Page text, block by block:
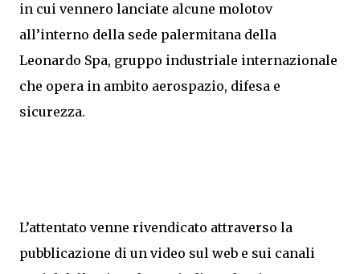
in cui vennero lanciate alcune molotov
all’interno della sede palermitana della
Leonardo Spa, gruppo industriale internazionale
che opera in ambito aerospazio, difesa e
sicurezza.
L’attentato venne rivendicato attraverso la
pubblicazione di un video sul web e sui canali